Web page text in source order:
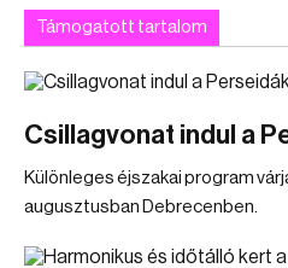
Támogatott tartalom
Csillagvonat indul a
Különleges éjszakai program
augusztusban Debrecenben.